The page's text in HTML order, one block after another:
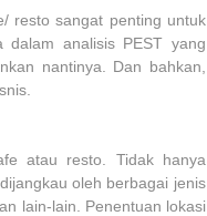
resto sangat penting untuk
dalam analisis PEST yang
nantinya. Dan bahkan,
atau resto. Tidak hanya
oleh berbagai jenis
lain-lain. Penentuan lokasi